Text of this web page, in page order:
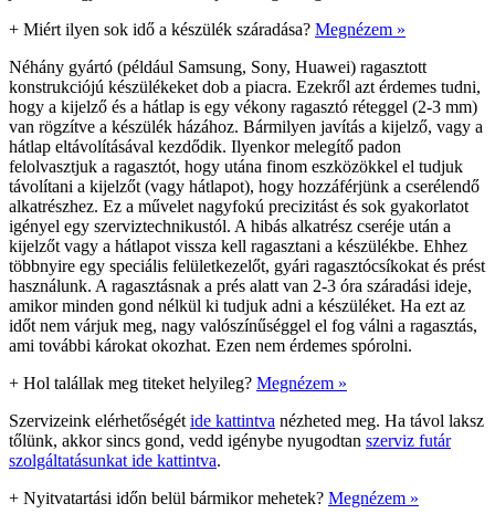
+ Miért ilyen sok idő a készülék száradása? Megnézem »
Néhány gyártó (például Samsung, Sony, Huawei) ragasztott
konstrukciójú készülékeket dob a piacra. Ezekről azt érdemes tudni,
hogy a kijelző és a hátlap is egy vékony ragasztó réteggel (2-3 mm)
van rögzítve a készülék házához. Bármilyen javítás a kijelző, vagy a
hátlap eltávolításával kezdődik. Ilyenkor melegítő padon
felolvasztjuk a ragasztót, hogy utána finom eszközökkel el tudjuk
távolítani a kijelzőt (vagy hátlapot), hogy hozzáférjünk a cserélendő
alkatrészhez. Ez a művelet nagyfokú precizitást és sok gyakorlatot
igényel egy szerviztechnikustól. A hibás alkatrész cseréje után a
kijelzőt vagy a hátlapot vissza kell ragasztani a készülékbe. Ehhez
többnyire egy speciális felületkezelőt, gyári ragasztócsíkokat és prést
használunk. A ragasztásnak a prés alatt van 2-3 óra száradási ideje,
amikor minden gond nélkül ki tudjuk adni a készüléket. Ha ezt az
időt nem várjuk meg, nagy valószínűséggel el fog válni a ragasztás,
ami további károkat okozhat. Ezen nem érdemes spórolni.
+ Hol talállak meg titeket helyileg? Megnézem »
Szervizeink elérhetőségét ide kattintva nézheted meg. Ha távol laksz
tőlünk, akkor sincs gond, vedd igénybe nyugodtan szerviz futár
szolgáltatásunkat ide kattintva.
+ Nyitvatartási időn belül bármikor mehetek? Megnézem »